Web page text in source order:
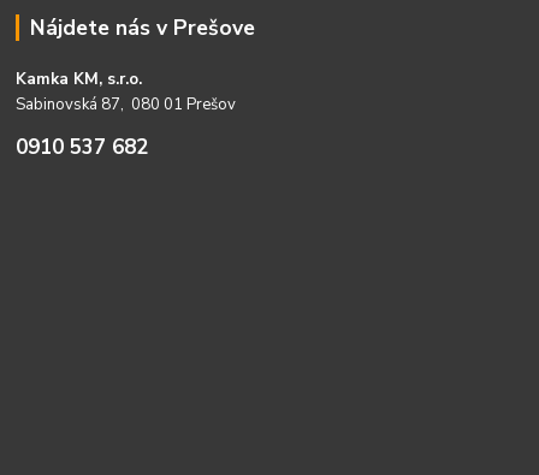
Nájdete nás v Prešove
Kamka KM, s.r.o.
Sabinovská 87, 080 01 Prešov
0910 537 682